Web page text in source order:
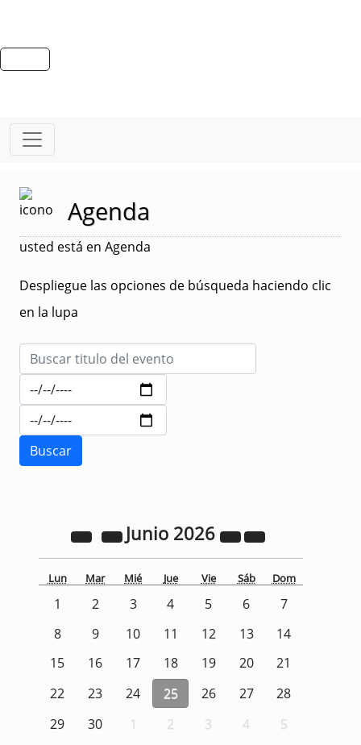
Agenda
usted está en Agenda
Despliegue las opciones de búsqueda haciendo clic
en la lupa
Junio 2026
Lun Mar Mié Jue Vie Sáb Dom
1 2 3 4 5 6
7
8
9 10 11 12 13
14
15
16 17 18 19 20
21
22
23 24 25 26 27
28
29
30 1 2 3 4 5